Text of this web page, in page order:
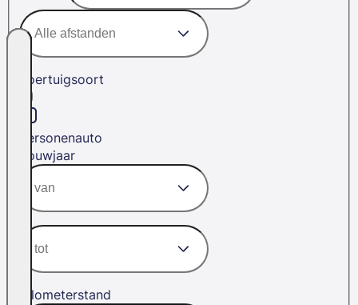
Voertuigsoort
Personenauto
Bouwjaar
Kilometerstand